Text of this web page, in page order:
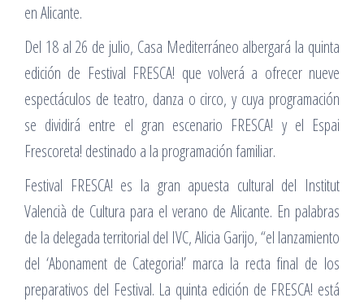
en Alicante.
Del 18 al 26 de julio, Casa Mediterráneo albergará la quinta
edición de Festival FRESCA! que volverá a ofrecer nueve
espectáculos de teatro, danza o circo, y cuya programación
se dividirá entre el gran escenario FRESCA! y el Espai
Frescoreta! destinado a la programación familiar.
Festival FRESCA! es la gran apuesta cultural del Institut
Valencià de Cultura para el verano de Alicante. En palabras
de la delegada territorial del IVC, Alicia Garijo, “el lanzamiento
del ‘Abonament de Categoria!’ marca la recta final de los
preparativos del Festival. La quinta edición de FRESCA! está